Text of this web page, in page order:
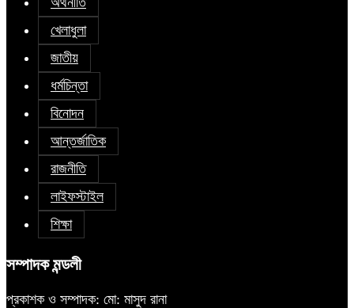
খেলাধুলা
জাতীয়
ধর্মচিন্তা
বিনোদন
আন্তর্জাতিক
রাজনীতি
লাইফস্টাইল
শিক্ষা
সম্পাদক মন্ডলী
প্রকাশক ও সম্পাদক: মো: মাসুদ রানা